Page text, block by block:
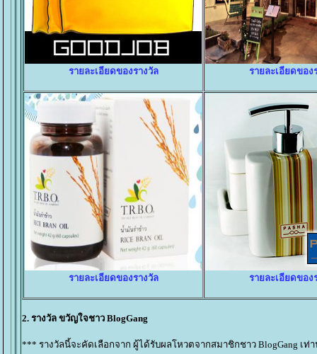
รายละเอียดของรางวัล รายละเอียดของ
รายละเอียดของรางวัล รายละเอียดของ
2. รางวัล ขวัญใจชาว BlogGang
*** รางวัลนี้จะคัดเลือกจาก ผู้ได้รับผลโหวตจากสมาชิกชาว BlogGang เท่